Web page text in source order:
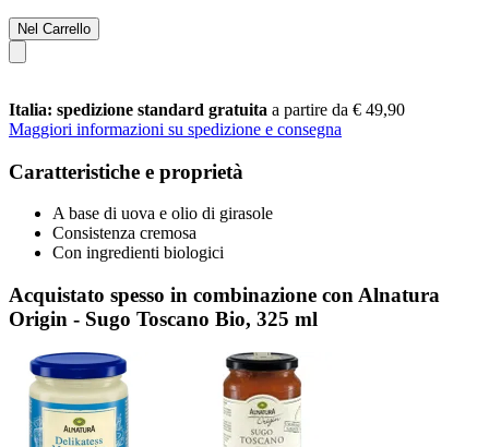
Nel Carrello
Italia: spedizione standard gratuita a partire da € 49,90
Maggiori informazioni su spedizione e consegna
Caratteristiche e proprietà
A base di uova e olio di girasole
Consistenza cremosa
Con ingredienti biologici
Acquistato spesso in combinazione con Alnatura
Origin - Sugo Toscano Bio, 325 ml